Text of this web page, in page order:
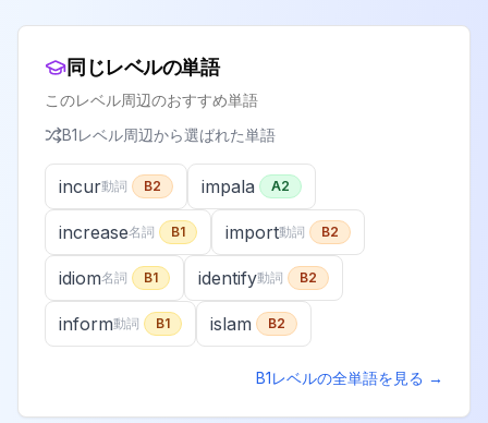
同じレベルの単語
このレベル周辺のおすすめ単語
B1レベル周辺から選ばれた単語
incur動詞 B2 impala A2
increase名詞 B1 import動詞 B2
idiom名詞 B1 identify動詞 B2
inform動詞 B1 islam B2
B1レベルの全単語を見る →